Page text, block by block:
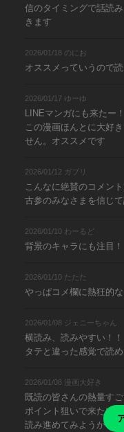
信のタイミングで話読
きます
2026/01/18 のにお
オススメっていうので
2026/01/17 ゆーゆ
LINEマンガにも来たー！
この漫画ほんとに大好
せん。オススメです
2026/01/12 ガブリ
こんなに絶賛のコメン
古参のみなさまを信じて
2026/01/10 わーるど
背景のキャラにも注目！
2026/01/10 たたた
やっぱコメ欄に熱狂的
2026/01/08 ジェニーちゃん
横読み、読みやすい！！
タテと違った感覚で読
2026/01/08 漫画大好き
既読の皆さんの熱量す
ポイント狙いで来たけど
読み進めてみようかな？